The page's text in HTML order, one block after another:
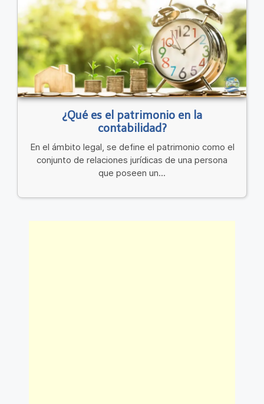
¿Qué es el patrimonio en la
contabilidad?
En el ámbito legal, se define el patrimonio como el
conjunto de relaciones jurídicas de una persona
que poseen un...